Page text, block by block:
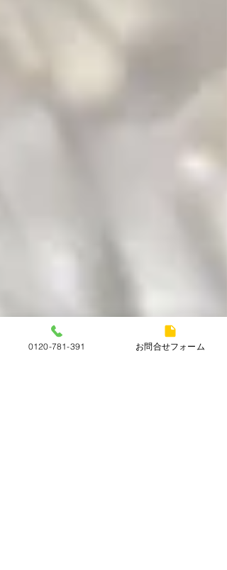
0120-781-391 お問合せフォーム